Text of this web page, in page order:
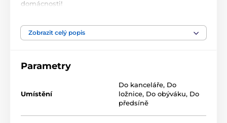
domácnosti!
cm):
Zobrazit celý popis
Parametry
Umístění
Do kanceláře, Do
ložnice, Do obýváku, Do
předsíně